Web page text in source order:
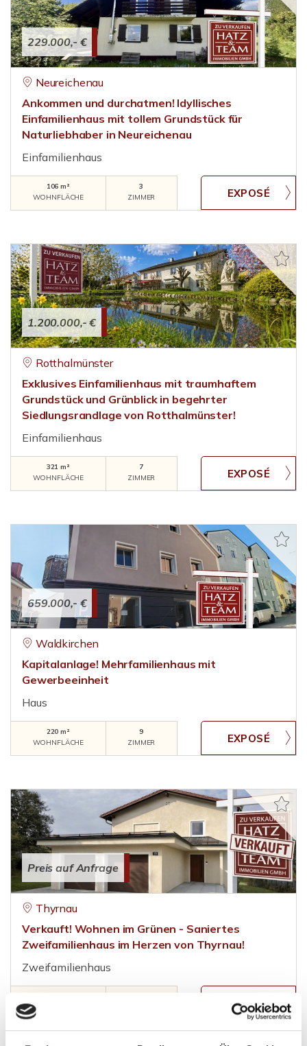
229.000,- €
Neureichenau
Ankommen und durchatmen! Idyllisches
Einfamilienhaus mit tollem Grundstück für
Naturliebhaber in Neureichenau
Einfamilienhaus
106 m²
WOHNFLÄCHE
3
ZIMMER
1.200.000,- €
Rotthalmünster
Exklusives Einfamilienhaus mit traumhaftem
Grundstück und Grünblick in begehrter
Siedlungsrandlage von Rotthalmünster!
Einfamilienhaus
321 m²
WOHNFLÄCHE
7
ZIMMER
659.000,- €
Waldkirchen
Kapitalanlage! Mehrfamilienhaus mit
Gewerbeeinheit
Haus
220 m²
WOHNFLÄCHE
9
ZIMMER
Preis auf Anfrage
Thyrnau
Verkauft! Wohnen im Grünen - Saniertes
Zweifamilienhaus im Herzen von Thyrnau!
Zweifamilienhaus
WOHNFLÄCHE